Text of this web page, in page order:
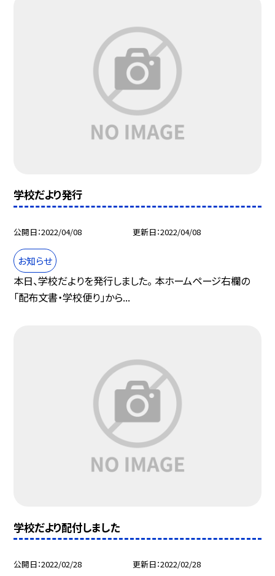
学校だより発行
公開日 2022/04/08 更新日 2022/04/08
お知らせ
本日、学校だよりを発行しました。 本ホームページ右欄の
「配布文書・学校便り」から...
学校だより配付しました
公開日 2022/02/28 更新日 2022/02/28